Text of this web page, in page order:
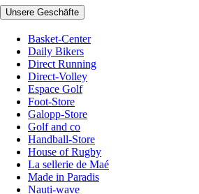
Unsere Geschäfte
Basket-Center
Daily Bikers
Direct Running
Direct-Volley
Espace Golf
Foot-Store
Galopp-Store
Golf and co
Handball-Store
House of Rugby
La sellerie de Maé
Made in Paradis
Nauti-wave